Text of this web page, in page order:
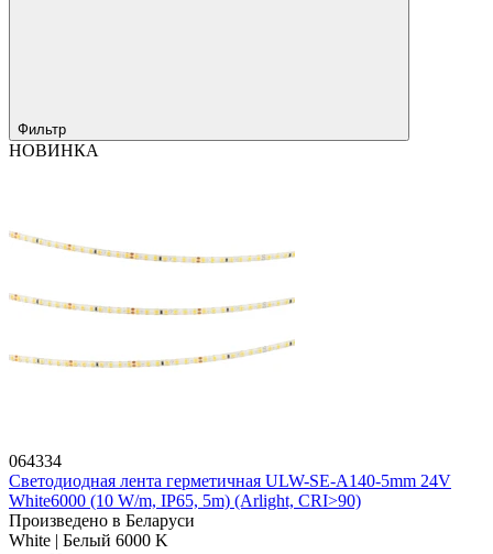
Фильтр
НОВИНКА
064334
Светодиодная лента герметичная ULW-SE-A140-5mm 24V
White6000 (10 W/m, IP65, 5m) (Arlight, CRI>90)
Произведено в Беларуси
White | Белый 6000 K